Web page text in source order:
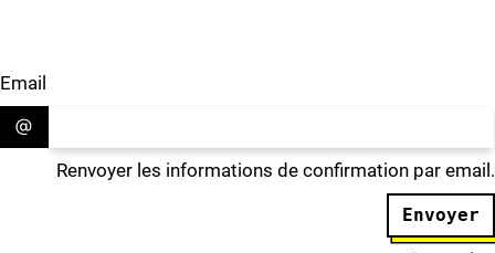
Email
Renvoyer les informations de confirmation par email.